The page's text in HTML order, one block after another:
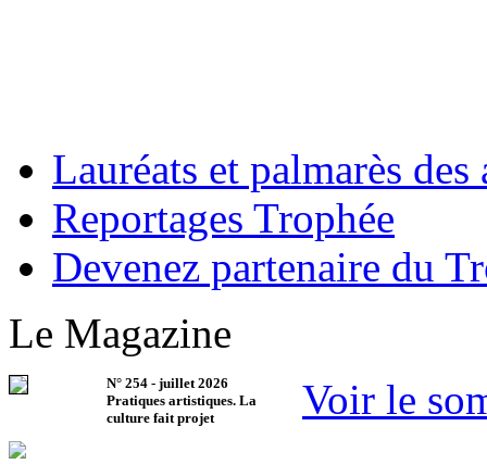
Lauréats et palmarès des
Reportages Trophée
Devenez partenaire du
Le Magazine
N° 254 - juillet 2026
Pratiques artistiques. La
culture fait projet
Voir le